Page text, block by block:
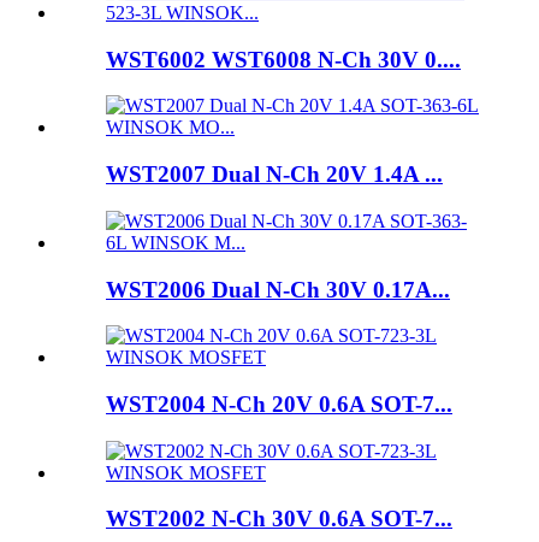
WST6002 WST6008 N-Ch 30V 0....
WST2007 Dual N-Ch 20V 1.4A ...
WST2006 Dual N-Ch 30V 0.17A...
WST2004 N-Ch 20V 0.6A SOT-7...
WST2002 N-Ch 30V 0.6A SOT-7...